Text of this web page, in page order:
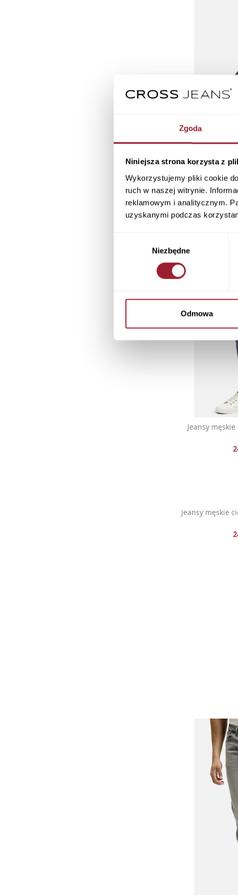
Zgoda
Niniejsza strona korzysta z
Wykorzystujemy pliki cookie
ruch w naszej witrynie.
reklamowym i analitycznym.
uzyskanymi podczas
Niezbędne
Odmowa
Jeansy męskie
Jeansy
Jeansy męskie